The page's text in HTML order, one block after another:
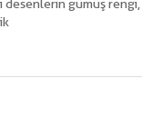
desenlerin gümüş